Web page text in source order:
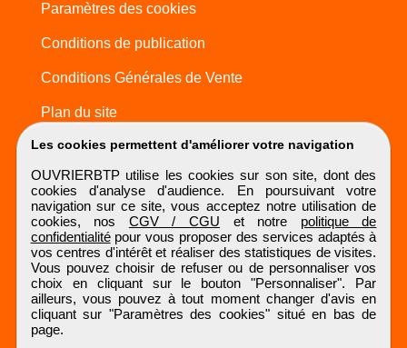
Les cookies permettent d'améliorer votre navigation
OUVRIERBTP utilise les cookies sur son site, dont des
cookies d'analyse d'audience. En poursuivant votre
navigation sur ce site, vous acceptez notre utilisation de
cookies, nos CGV / CGU et notre politique de
confidentialitépour vous proposer des services adaptés à
vos centres d'intérêt et réaliser des statistiques de visites.
Vous pouvez choisir de refuser ou de personnaliser vos
choix en cliquant sur le bouton "Personnaliser". Par
ailleurs, vous pouvez à tout moment changer d'avis en
cliquant sur "Paramètres des cookies" situé en bas de
page.
Paramètres des cookies
Conditions de publication
Conditions Générales de Vente
Plan du site